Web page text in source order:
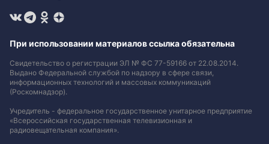
При использовании материалов ссылка обязательна
Свидетельство о регистрации ЭЛ № ФС 77-59166 от 22.08.2014.
Выдано Федеральной службой по надзору в сфере связи,
информационных технологий и массовых коммуникаций
(Роскомнадзор).
Учредитель - федеральное государственное унитарное предприятие
«Всероссийская государственная телевизионная и
радиовещательная компания».